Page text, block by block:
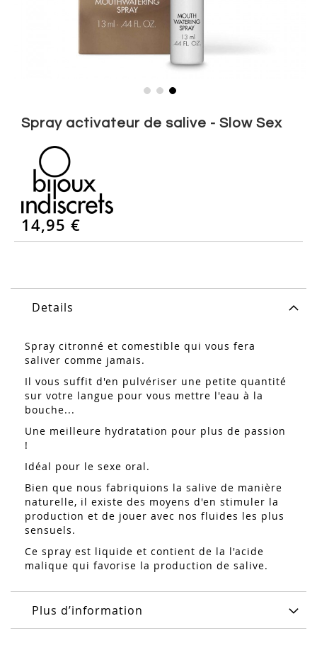
beginning
images
gallery
Spray activateur de salive - Slow Sex
14,95 €
Details
Spray citronné et comestible qui vous fera
saliver comme jamais.
Il vous suffit d'en pulvériser une petite quantité
sur votre langue pour vous mettre l'eau à la
bouche...
Une meilleure hydratation pour plus de passion
!
Idéal pour le sexe oral.
Bien que nous fabriquions la salive de manière
naturelle, il existe des moyens d'en stimuler la
production et de jouer avec nos fluides les plus
sensuels.
Ce spray est liquide et contient de la l'acide
malique qui favorise la production de salive.
Plus d’information